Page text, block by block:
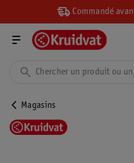
Commandé
Magasins